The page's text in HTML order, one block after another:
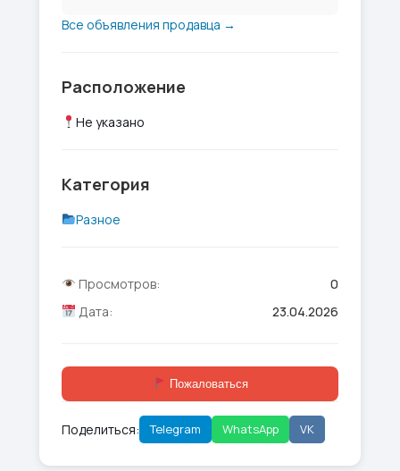
Все объявления продавца →
Расположение
Не указано
Категория
Разное
Просмотров:
0
Дата:
23.04.2026
Пожаловаться
Поделиться: Telegram WhatsApp VK